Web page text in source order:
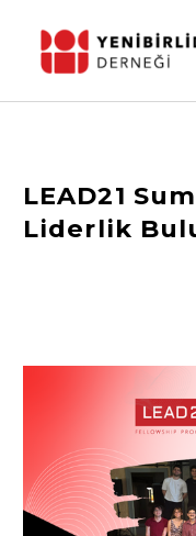
LEAD21
Liderlik